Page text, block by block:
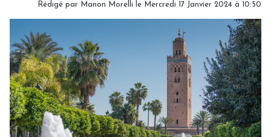
Rédigé par Manon Morelli le Mercredi 17 Janvier 2024 à 10:50